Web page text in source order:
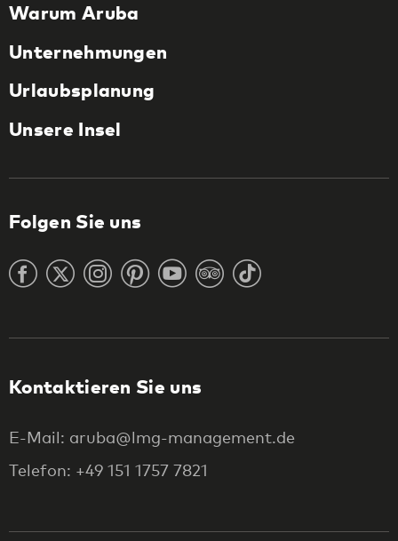
Warum Aruba
Unternehmungen
Urlaubsplanung
Unsere Insel
Folgen Sie uns
Kontaktieren Sie uns
E-Mail: aruba@lmg-management.de
Telefon: +49 151 1757 7821